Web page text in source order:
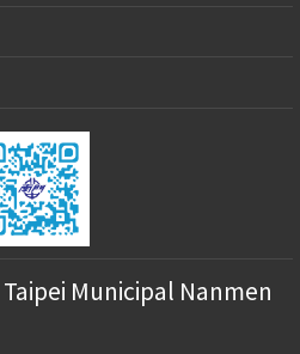
Taipei Municipal Nanmen